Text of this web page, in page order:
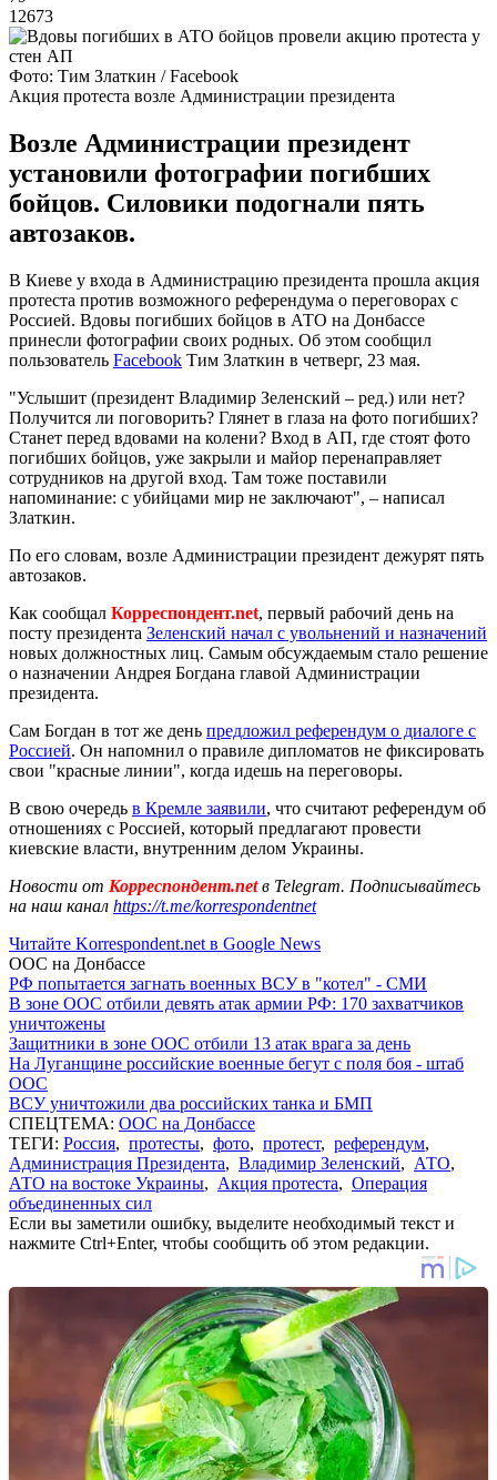
12673
Фото: Тим Златкин / Facebook
Акция протеста возле Администрации президента
Возле Администрации президент
установили фотографии погибших
бойцов. Силовики подогнали пять
автозаков.
В Киеве у входа в Администрацию президента прошла акция
протеста против возможного референдума о переговорах с
Россией. Вдовы погибших бойцов в АТО на Донбассе
принесли фотографии своих родных. Об этом сообщил
пользователь Facebook Тим Златкин в четверг, 23 мая.
"Услышит (президент Владимир Зеленский – ред.) или нет?
Получится ли поговорить? Глянет в глаза на фото погибших?
Станет перед вдовами на колени? Вход в АП, где стоят фото
погибших бойцов, уже закрыли и майор перенаправляет
сотрудников на другой вход. Там тоже поставили
напоминание: с убийцами мир не заключают", – написал
Златкин.
По его словам, возле Администрации президент дежурят пять
автозаков.
Как сообщал Корреспондент.net, первый рабочий день на
посту президента Зеленский начал с увольнений и назначений
новых должностных лиц. Самым обсуждаемым стало решение
о назначении Андрея Богдана главой Администрации
президента.
Сам Богдан в тот же день предложил референдум о диалоге с
Россией. Он напомнил о правиле дипломатов не фиксировать
свои "красные линии", когда идешь на переговоры.
В свою очередь в Кремле заявили, что считают референдум об
отношениях с Россией, который предлагают провести
киевские власти, внутренним делом Украины.
Новости от Корреспондент.netв Telegram. Подписывайтесь
на наш канал https://t.me/korrespondentnet
Читайте Korrespondent.net в Google News
ООС на Донбассе
РФ попытается загнать военных ВСУ в "котел" - СМИ
В зоне ООС отбили девять атак армии РФ: 170 захватчиков
уничтожены
Защитники в зоне ООС отбили 13 атак врага за день
На Луганщине российские военные бегут с поля боя - штаб
ООС
ВСУ уничтожили два российских танка и БМП
СПЕЦТЕМА: ООС на Донбассе
ТЕГИ: Россия, протесты, фото, протест, референдум,
Администрация Президента, Владимир Зеленский, АТО,
АТО на востоке Украины, Акция протеста, Операция
объединенных сил
Если вы заметили ошибку, выделите необходимый текст и
нажмите Ctrl+Enter, чтобы сообщить об этом редакции.